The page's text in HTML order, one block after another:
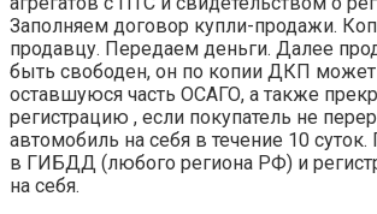
Заполняем договор купли-продажи.
продавцу. Передаем деньги. Далее
быть свободен, он по копии ДКП может
оставшуюся часть ОСАГО, а также
регистрацию , если покупатель не
автомобиль на себя в течение 10 суток.
в ГИБДД (любого региона РФ) и
на себя.